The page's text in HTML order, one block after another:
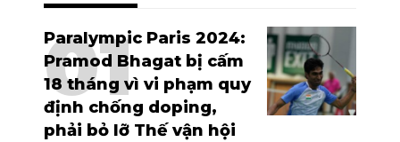
Paralympic Paris 2024:
Pramod Bhagat bị cấm
18 tháng vì vi phạm quy
định chống doping,
phải bỏ lỡ Thế vận hội